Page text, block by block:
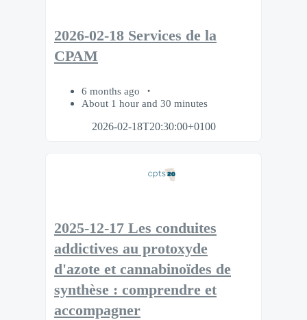
2026-02-18 Services de la
CPAM
6 months ago
About 1 hour and 30 minutes
2026-02-18T20:30:00+0100
2025-12-17 Les conduites
addictives au protoxyde
d'azote et cannabinoïdes de
synthèse : comprendre et
accompagner